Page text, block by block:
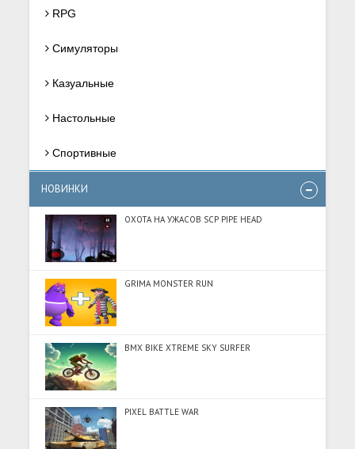
RPG
Симуляторы
Казуальные
Настольные
Спортивные
НОВИНКИ
ОХОТА НА УЖАСОВ SCP PIPE HEAD
GRIMA MONSTER RUN
BMX BIKE XTREME SKY SURFER
PIXEL BATTLE WAR